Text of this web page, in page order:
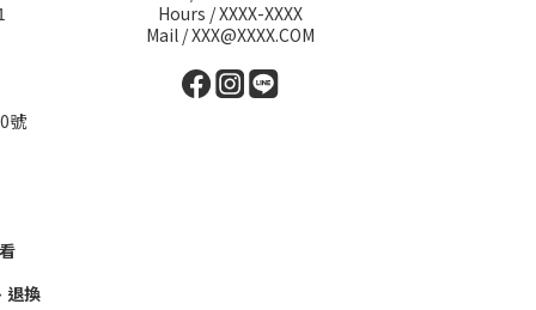
號
退換
Hours / XXXX-XXXX
Mail / XXX@XXXX.COM